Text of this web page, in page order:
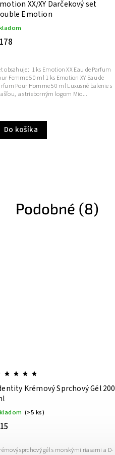
XX/XY Darčekový set
Emotion
Do košíka
obsahuje: 1 ks Emotion XX Eau de Parfum
Femme 50 ml 1 ks Emotion XY Eau de
Pour Homme 50 ml Luxusné balenie s
a strieborným logom Mio...
Podobné (8)
Krémový Sprchový Gél 200
(>5 ks)
sprchový gél s morskými riasami a D-